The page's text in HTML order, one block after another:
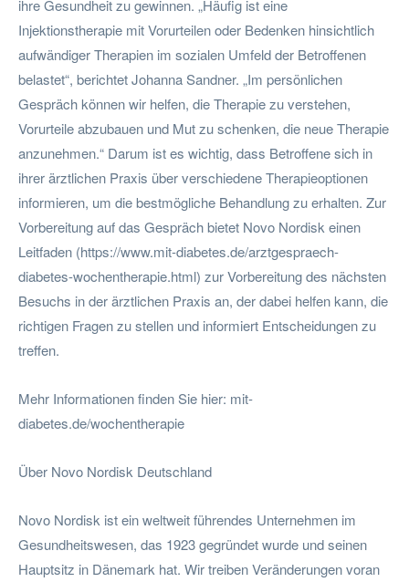
ihre Gesundheit zu gewinnen. „Häufig ist eine
Injektionstherapie mit Vorurteilen oder Bedenken hinsichtlich
aufwändiger Therapien im sozialen Umfeld der Betroffenen
belastet“, berichtet Johanna Sandner. „Im persönlichen
Gespräch können wir helfen, die Therapie zu verstehen,
Vorurteile abzubauen und Mut zu schenken, die neue Therapie
anzunehmen.“ Darum ist es wichtig, dass Betroffene sich in
ihrer ärztlichen Praxis über verschiedene Therapieoptionen
informieren, um die bestmögliche Behandlung zu erhalten. Zur
Vorbereitung auf das Gespräch bietet Novo Nordisk einen
Leitfaden (https://www.mit-diabetes.de/arztgespraech-
diabetes-wochentherapie.html) zur Vorbereitung des nächsten
Besuchs in der ärztlichen Praxis an, der dabei helfen kann, die
richtigen Fragen zu stellen und informiert Entscheidungen zu
treffen.
Mehr Informationen finden Sie hier: mit-
diabetes.de/wochentherapie
Über Novo Nordisk Deutschland
Novo Nordisk ist ein weltweit führendes Unternehmen im
Gesundheitswesen, das 1923 gegründet wurde und seinen
Hauptsitz in Dänemark hat. Wir treiben Veränderungen voran